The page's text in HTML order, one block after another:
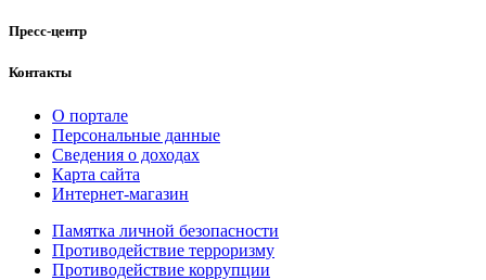
Пресс-центр
Контакты
О портале
Персональные данные
Сведения о доходах
Карта сайта
Интернет-магазин
Памятка личной безопасности
Противодействие терроризму
Противодействие коррупции